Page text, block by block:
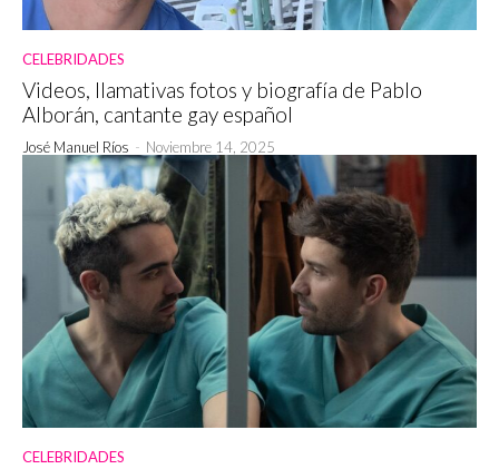
CELEBRIDADES
Videos, llamativas fotos y biografía de Pablo
Alborán, cantante gay español
José Manuel Ríos - Noviembre 14, 2025
CELEBRIDADES